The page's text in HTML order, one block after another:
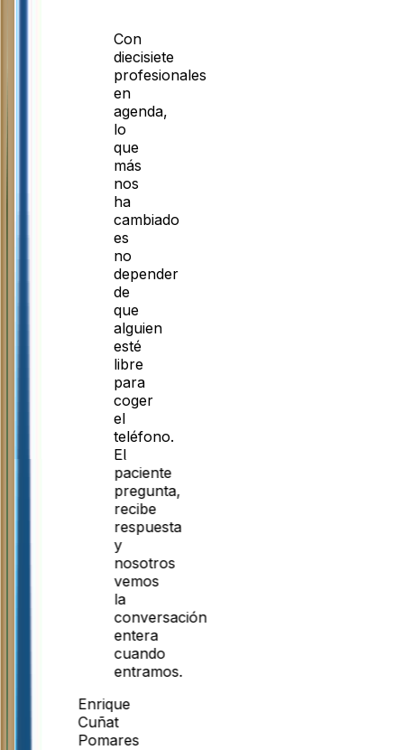
Con
diecisiete
profesionales
en
agenda,
lo
que
más
nos
ha
cambiado
es
no
depender
de
que
alguien
esté
libre
para
coger
el
teléfono.
El
paciente
pregunta,
recibe
respuesta
y
nosotros
vemos
la
conversación
entera
cuando
entramos.
Enrique
Cuñat
Pomares